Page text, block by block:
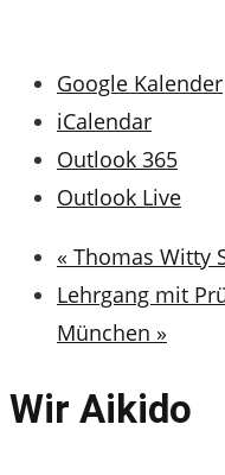
Google Kalender
iCalendar
Outlook 365
Outlook Live
« Thomas Witty
Lehrgang mit
München »
Wir Aikido